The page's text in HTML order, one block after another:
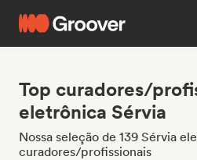
Top curadores/
eletrônica Sérvia
Nossa seleção de 139 Sérvia
curadores/profissionais